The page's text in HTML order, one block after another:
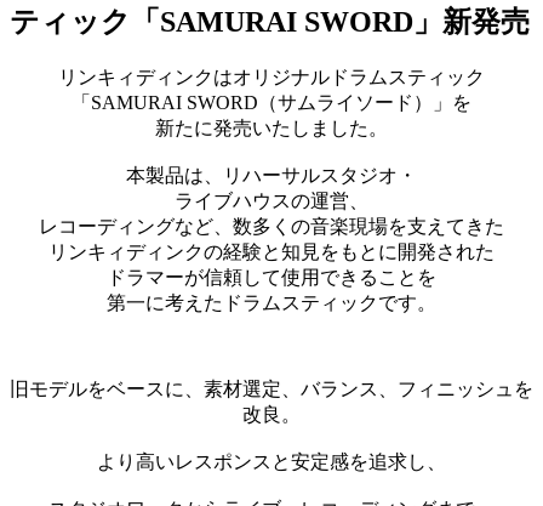
ティック「SAMURAI SWORD」新発売
リンキィディンクはオリジナルドラムスティック
「SAMURAI SWORD（サムライソード）」を
新たに発売いたしました。
本製品は、リハーサルスタジオ・
ライブハウスの運営、
レコーディングなど、数多くの音楽現場を支えてきた
リンキィディンクの経験と知見をもとに開発された
ドラマーが信頼して使用できることを
第一に考えたドラムスティックです。
旧モデルをベースに、素材選定、バランス、フィニッシュを
改良。
より高いレスポンスと安定感を追求し、